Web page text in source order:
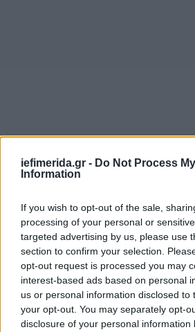
iefimerida.gr - Do Not Process
Information
If you wish to opt-out of the sale,
processing of your personal or
targeted advertising by us, please use
section to confirm your selection.
opt-out request is processed you may
interest-based ads based on personal
us or personal information disclosed to
your opt-out. You may separately opt-
disclosure of your personal information
Διάβασε ποιο είναι το χωριό
το επισκεφτείς στο
Ακολουθήστε το στο
πρώτοι όλες τις ειδήσεις